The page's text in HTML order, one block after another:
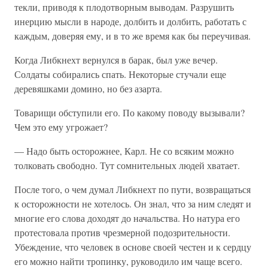
текли, приводя к плодотворным выводам. Разрушить
инерцию мысли в народе, долбить и долбить, работать с
каждым, доверяя ему, и в то же время как бы переучивая.
Когда Либкнехт вернулся в барак, был уже вечер.
Солдаты собирались спать. Некоторые стучали еще
деревяшками домино, но без азарта.
Товарищи обступили его. По какому поводу вызывали?
Чем это ему угрожает?
— Надо быть осторожнее, Карл. Не со всяким можно
толковать свободно. Тут сомнительных людей хватает.
После того, о чем думал Либкнехт по пути, возвращаться
к осторожности не хотелось. Он знал, что за ним следят и
многие его слова доходят до начальства. Но натура его
протестовала против чрезмерной подозрительности.
Убеждение, что человек в основе своей честен и к сердцу
его можно найти тропинку, руководило им чаще всего.